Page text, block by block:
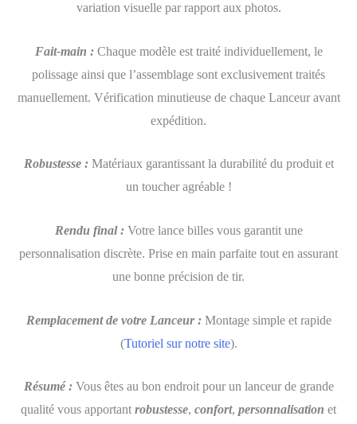
variation visuelle par rapport aux photos.
Fait-main : Chaque modèle est traité individuellement, le
polissage ainsi que l’assemblage sont exclusivement traités
manuellement. Vérification minutieuse de chaque Lanceur avant
expédition.
Robustesse : Matériaux garantissant la durabilité du produit et
un toucher agréable !
Rendu final : Votre lance billes vous garantit une
personnalisation discrète. Prise en main parfaite tout en assurant
une bonne précision de tir.
Remplacement de votre Lanceur : Montage simple et rapide
(Tutoriel sur notre site).
Résumé : Vous êtes au bon endroit pour un lanceur de grande
qualité vous apportant robustesse, confort, personnalisation et